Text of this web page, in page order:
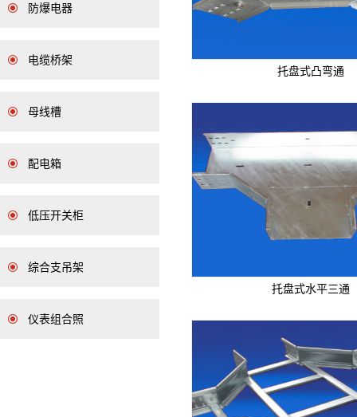
防爆电器
电缆桥架
母线槽
配电箱
低压开关柜
综合支吊架
仪表组合照
托盘式凸弯通
托盘式水平三通